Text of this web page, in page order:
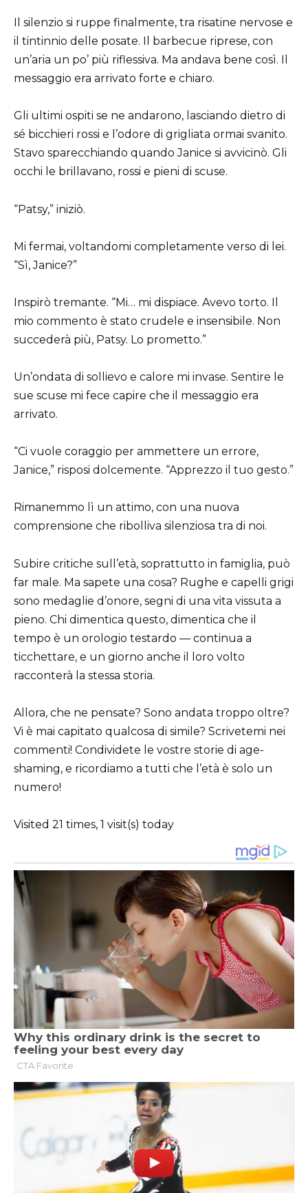
Il silenzio si ruppe finalmente, tra risatine nervose e
il tintinnio delle posate. Il barbecue riprese, con
un’aria un po’ più riflessiva. Ma andava bene così. Il
messaggio era arrivato forte e chiaro.
Gli ultimi ospiti se ne andarono, lasciando dietro di
sé bicchieri rossi e l’odore di grigliata ormai svanito.
Stavo sparecchiando quando Janice si avvicinò. Gli
occhi le brillavano, rossi e pieni di scuse.
“Patsy,” iniziò.
Mi fermai, voltandomi completamente verso di lei.
“Sì, Janice?”
Inspirò tremante. “Mi… mi dispiace. Avevo torto. Il
mio commento è stato crudele e insensibile. Non
succederà più, Patsy. Lo prometto.”
Un’ondata di sollievo e calore mi invase. Sentire le
sue scuse mi fece capire che il messaggio era
arrivato.
“Ci vuole coraggio per ammettere un errore,
Janice,” risposi dolcemente. “Apprezzo il tuo gesto.”
Rimanemmo lì un attimo, con una nuova
comprensione che ribolliva silenziosa tra di noi.
Subire critiche sull’età, soprattutto in famiglia, può
far male. Ma sapete una cosa? Rughe e capelli grigi
sono medaglie d’onore, segni di una vita vissuta a
pieno. Chi dimentica questo, dimentica che il
tempo è un orologio testardo — continua a
ticchettare, e un giorno anche il loro volto
racconterà la stessa storia.
Allora, che ne pensate? Sono andata troppo oltre?
Vi è mai capitato qualcosa di simile? Scrivetemi nei
commenti! Condividete le vostre storie di age-
shaming, e ricordiamo a tutti che l’età è solo un
numero!
Visited 21 times, 1 visit(s) today